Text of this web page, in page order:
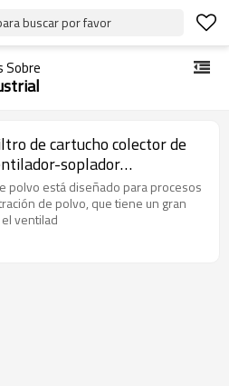
buscar por favor
Sobre
de cartucho colector de
soplador
individual
polvo está diseñado para procesos
de polvo, que tiene un gran
ventilad